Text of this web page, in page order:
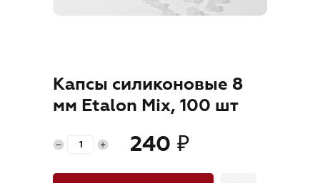
RU
Капсы силиконовые 8
мм Etalon Mix, 100 шт
240 ₽